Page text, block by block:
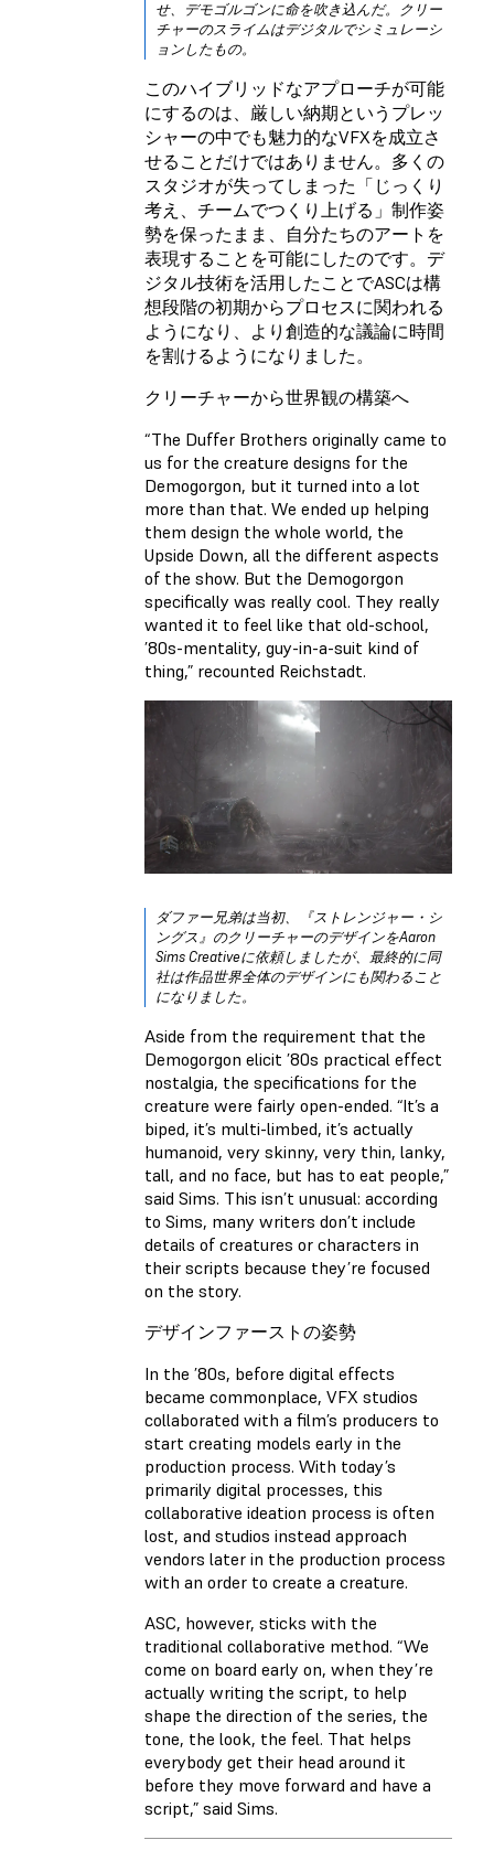
せ、デモゴルゴンに命を吹き込んだ。クリー
チャーのスライムはデジタルでシミュレーシ
ョンしたもの。
このハイブリッドなアプローチが可能
にするのは、厳しい納期というプレッ
シャーの中でも魅力的なVFXを成立さ
せることだけではありません。多くの
スタジオが失ってしまった「じっくり
考え、チームでつくり上げる」制作姿
勢を保ったまま、自分たちのアートを
表現することを可能にしたのです。デ
ジタル技術を活用したことでASCは構
想段階の初期からプロセスに関われる
ようになり、より創造的な議論に時間
を割けるようになりました。
クリーチャーから世界観の構築へ
“The Duffer Brothers originally came to
us for the creature designs for the
Demogorgon, but it turned into a lot
more than that. We ended up helping
them design the whole world, the
Upside Down, all the different aspects
of the show. But the Demogorgon
specifically was really cool. They really
wanted it to feel like that old-school,
’80s-mentality, guy-in-a-suit kind of
thing,” recounted Reichstadt.
ダファー兄弟は当初、『ストレンジャー・シ
ングス』のクリーチャーのデザインをAaron
Sims Creativeに依頼しましたが、最終的に同
社は作品世界全体のデザインにも関わること
になりました。
Aside from the requirement that the
Demogorgon elicit ’80s practical effect
nostalgia, the specifications for the
creature were fairly open-ended. “It’s a
biped, it’s multi-limbed, it’s actually
humanoid, very skinny, very thin, lanky,
tall, and no face, but has to eat people,”
said Sims. This isn’t unusual: according
to Sims, many writers don’t include
details of creatures or characters in
their scripts because they’re focused
on the story.
デザインファーストの姿勢
In the ’80s, before digital effects
became commonplace, VFX studios
collaborated with a film’s producers to
start creating models early in the
production process. With today’s
primarily digital processes, this
collaborative ideation process is often
lost, and studios instead approach
vendors later in the production process
with an order to create a creature.
ASC, however, sticks with the
traditional collaborative method. “We
come on board early on, when they’re
actually writing the script, to help
shape the direction of the series, the
tone, the look, the feel. That helps
everybody get their head around it
before they move forward and have a
script,” said Sims.